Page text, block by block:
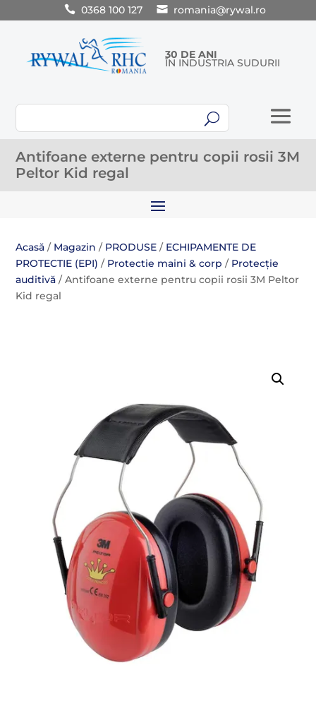
0368 100 127 romania@rywal.ro
30 DE ANI
ÎN INDUSTRIA SUDURII
U
Antifoane externe pentru copii rosii 3M
Peltor Kid regal
Acasă / Magazin / PRODUSE / ECHIPAMENTE DE
PROTECTIE (EPI) / Protectie maini & corp / Protecție
auditivă / Antifoane externe pentru copii rosii 3M Peltor
Kid regal